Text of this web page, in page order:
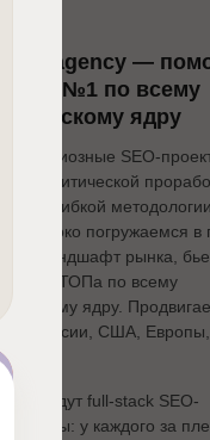
—
№1 по всему
ядру
ведут full-stack SEO-
у каждого за
амбициозные SEO-
аналитической
по гибкой методологии
Глубоко погружаемся в
и ландшафт рынка,
ТОПа по всему
ядру.
России, США,